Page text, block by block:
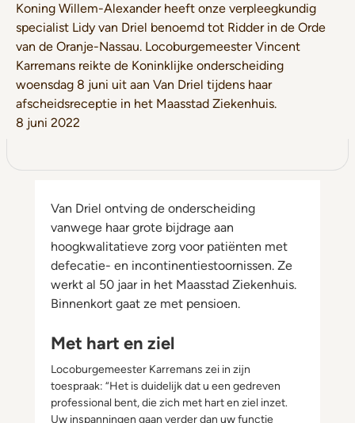
Koning Willem-Alexander heeft onze verpleegkundig
specialist Lidy van Driel benoemd tot Ridder in de Orde
van de Oranje-Nassau. Locoburgemeester Vincent
Karremans reikte de Koninklijke onderscheiding
woensdag 8 juni uit aan Van Driel tijdens haar
afscheidsreceptie in het Maasstad Ziekenhuis.
8 juni 2022
Van Driel ontving de onderscheiding
vanwege haar grote bijdrage aan
hoogkwalitatieve zorg voor patiënten met
defecatie- en incontinentiestoornissen. Ze
werkt al 50 jaar in het Maasstad Ziekenhuis.
Binnenkort gaat ze met pensioen.
Met hart en ziel
Locoburgemeester Karremans zei in zijn
toespraak: “Het is duidelijk dat u een gedreven
professional bent, die zich met hart en ziel inzet.
Uw inspanningen gaan verder dan uw functie